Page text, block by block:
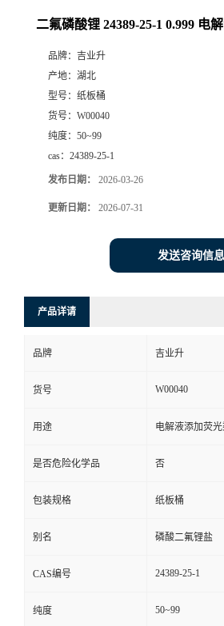
二氟磷酸锂 24389-25-1 0.999 电
品牌： 吉业升
产地： 湖北
型号： 纸板桶
货号： W00040
纯度： 50~99
cas： 24389-25-1
发布日期： 2026-03-26
更新日期： 2026-07-31
发送咨询信息
产品详请
品牌 吉业升
货号 W00040
用途 电解液添加荧
是否危险化学品 否
包装规格 纸板桶
别名 磷酸二氟锂盐
CAS编号 24389-25-1
纯度 50~99